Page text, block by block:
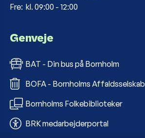
Fre: kl. 09:00 - 12:00
Genveje
BAT - Din bus på Bornholm
BOFA - Bornholms Affaldsselskab
Bornholms Folkebiblioteker
BRK medarbejderportal